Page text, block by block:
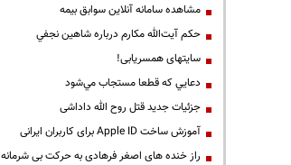
مشاهده سامانه آنلاين سوابق بیمه
حكم آيت‌الله مكارم درباره شاهين نجفي
سایتهای همسریابی!
دعايي كه قطعا مستجاب مي‌شود
جزئیات جدید قتل روح الله داداشی
آموزش ساخت Apple ID برای کاربران ایرانی
راز خنده های اصغر فرهادی به حرکت بی شرمانه